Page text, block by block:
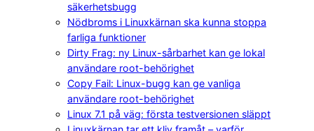
säkerhetsbugg
Nödbroms i Linuxkärnan ska kunna stoppa
farliga funktioner
Dirty Frag: ny Linux-sårbarhet kan ge lokal
användare root-behörighet
Copy Fail: Linux-bugg kan ge vanliga
användare root-behörighet
Linux 7.1 på väg: första testversionen släppt